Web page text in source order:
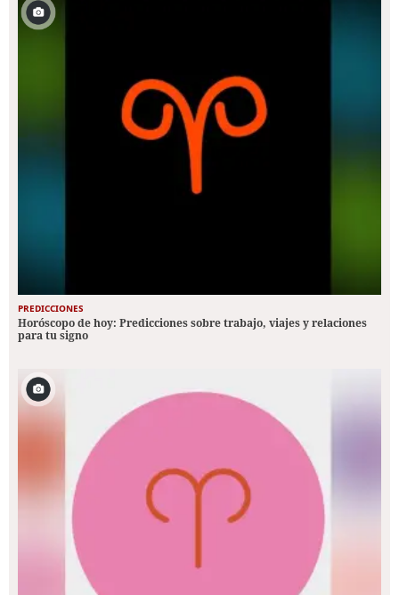
PREDICCIONES
Horóscopo de hoy: Predicciones sobre trabajo, viajes y relaciones
para tu signo